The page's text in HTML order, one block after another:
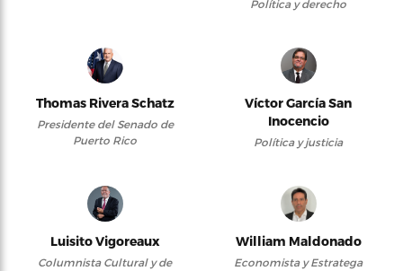
Política y derecho
Thomas Rivera Schatz
Presidente del Senado de
Puerto Rico
Víctor García San
Inocencio
Política y justicia
Luisito Vigoreaux
Columnista Cultural y de
William Maldonado
Economista y Estratega